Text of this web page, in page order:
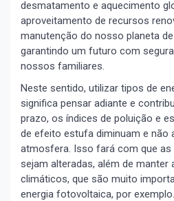
desmatamento e aquecimento
aproveitamento de recursos
manutenção do nosso planeta
garantindo um futuro com
nossos familiares.
Neste sentido, utilizar tipos de
significa pensar adiante e
prazo, os índices de poluição e
de efeito estufa diminuam e não
atmosfera. Isso fará com que as
sejam alteradas, além de
climáticos, que são muito
energia fotovoltaica, por exemplo.